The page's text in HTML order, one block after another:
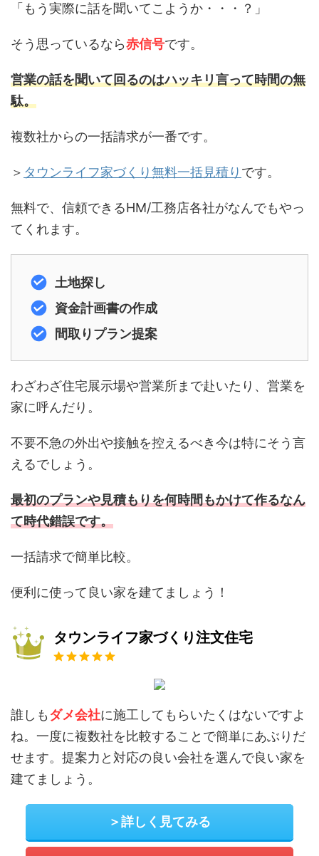
「もう実際に話を聞いてこようか・・・？」
そう思っているなら赤信号です。
営業の話を聞いて回るのはハッキリ言って時間の無
駄。
複数社からの一括請求が一番です。
＞ タウンライフ家づくり無料一括見積り です。
無料で、信頼できるHM/工務店各社がなんでもやっ
てくれます。
土地探し
資金計画書の作成
間取りプラン提案
わざわざ住宅展示場や営業所まで赴いたり、営業を
家に呼んだり。
不要不急の外出や接触を控えるべき今は特にそう言
えるでしょう。
最初のプランや見積もりを何時間もかけて作るなん
て時代錯誤です。
一括請求で簡単比較。
便利に使って良い家を建てましょう！
タウンライフ家づくり注文住宅
誰しもダメ会社に施工してもらいたくはないですよ
ね。一度に複数社を比較することで簡単にあぶりだ
せます。提案力と対応の良い会社を選んで良い家を
建てましょう。
＞詳しく見てみる